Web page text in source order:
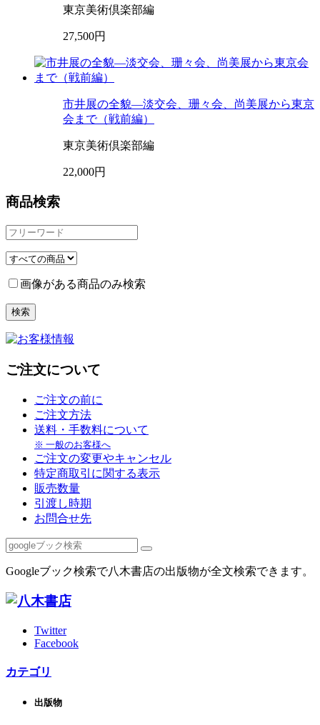
東京美術倶楽部編
27,500円
市井展の全貌—淡交会、珊々会、尚美展から東京
会まで（戦前編）
東京美術倶楽部編
22,000円
商品検索
画像がある商品のみ検索
ご注文について
ご注文の前に
ご注文方法
送料・手数料について
※ 一般のお客様へ
ご注文の変更やキャンセル
特定商取引に関する表示
販売数量
引渡し時期
お問合せ先
Googleブック検索で八木書店の出版物が全文検索できます。
Twitter
Facebook
カテゴリ
出版物